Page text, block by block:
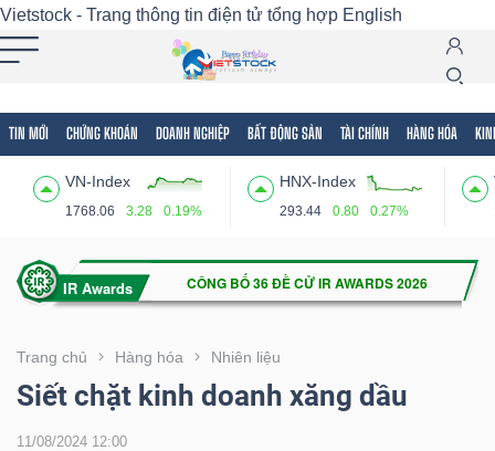
Vietstock - Trang thông tin điện tử tổng hợp English
TIN MỚI CHỨNG KHOÁN DOANH NGHIỆP BẤT ĐỘNG SẢN TÀI CHÍNH HÀNG HÓA
VN-Index
1768.06 3.28 0.19%
HNX-Index
293.44 0.80 0.27%
Trang chủ Hàng hóa Nhiên liệu
Siết chặt kinh doanh xăng dầu
11/08/2024 12:00
Tất cả Tính năng Ngành Mã chứng khoán
Tính
(-)
VIETSTOCK
CHỨNG